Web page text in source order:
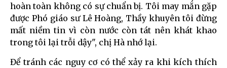
hoàn toàn không có sự chuẩn bị. Tôi may mắn gặp
được Phó giáo sư Lê Hoàng, Thầy khuyên tôi đừng
mất niềm tin vì còn nước còn tát nên khát khao
trong tôi lại trỗi dậy", chị Hà nhớ lại.
Để tránh các nguy cơ có thể xảy ra khi kích thích